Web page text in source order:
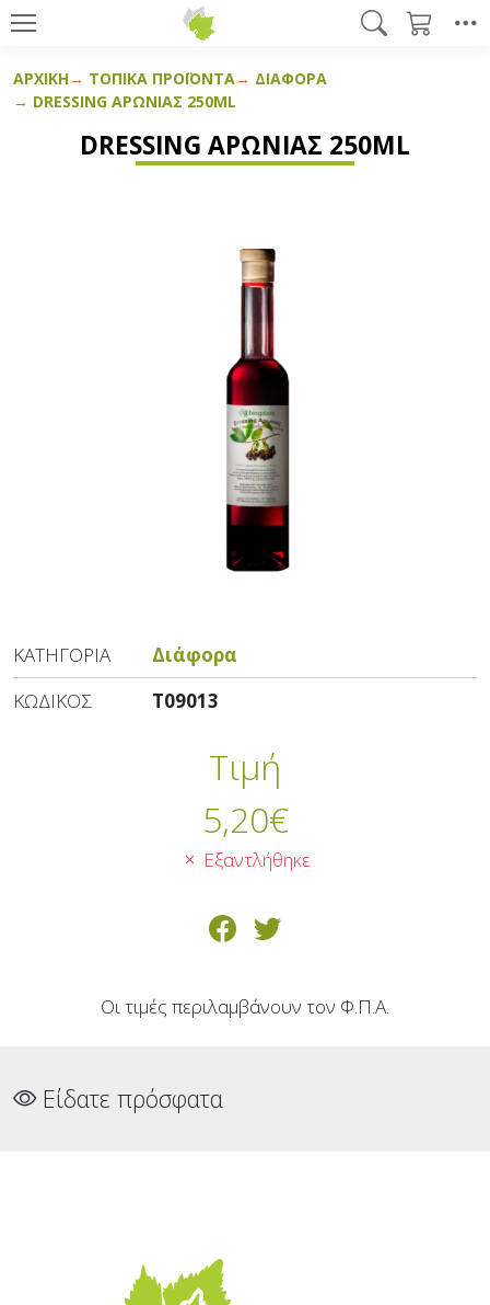
ΑΡΧΙΚΉ ΤΟΠΙΚΆ ΠΡΟΪΌΝΤΑ
ΔΙΆΦΟΡΑ
DRESSING ΑΡΏΝΙΑΣ 250ML
DRESSING ΑΡΏΝΙΑΣ 250ML
ΚΑΤΗΓΟΡΊΑ
Διάφορα
ΚΩΔΙΚΌΣ
T09013
Τιμή
5,20€
Εξαντλήθηκε
Οι τιμές περιλαμβάνουν τον Φ.Π.Α.
Είδατε πρόσφατα